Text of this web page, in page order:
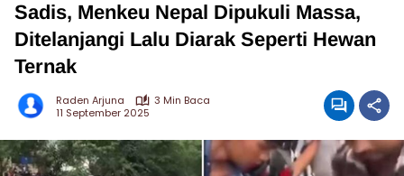
Sadis, Menkeu Nepal Dipukuli Massa,
Ditelanjangi Lalu Diarak Seperti Hewan
Ternak
Raden Arjuna
3 Min Baca
11 September 2025